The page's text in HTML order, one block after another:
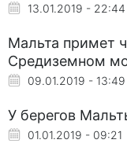
13.01.2019 - 22:44
Мальта примет
Средиземном
09.01.2019 - 13:49
У берегов
01.01.2019 - 09:21